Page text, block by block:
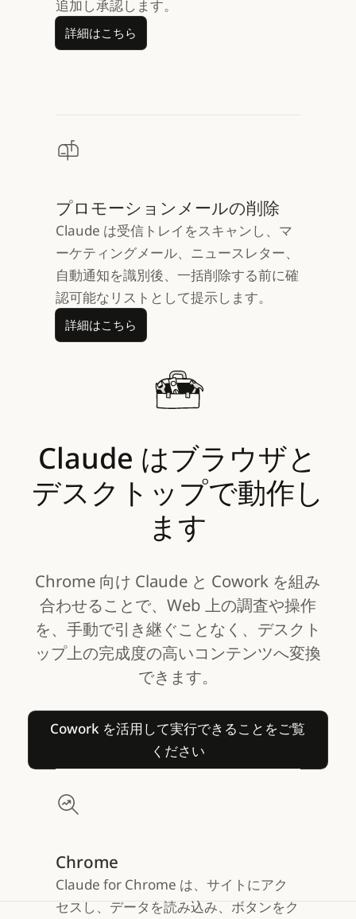
追加し承認します。
詳細はこちら
詳細はこちら
プロモーションメールの削除
Claude は受信トレイをスキャンし、マ
ーケティングメール、ニュースレター、
自動通知を識別後、一括削除する前に確
認可能なリストとして提示します。
詳細はこちら
詳細はこちら
Claude はブラウザと
デスクトップで動作し
ます
Chrome 向け Claude と Cowork を組み
合わせることで、Web 上の調査や操作
を、手動で引き継ぐことなく、デスクト
ップ上の完成度の高いコンテンツへ変換
できます。
Cowork を活用して実行できることをご覧
ください
Cowork を活用して実行で
Chrome
Claude for Chrome は、サイトにアク
セスし、データを読み込み、ボタンをク